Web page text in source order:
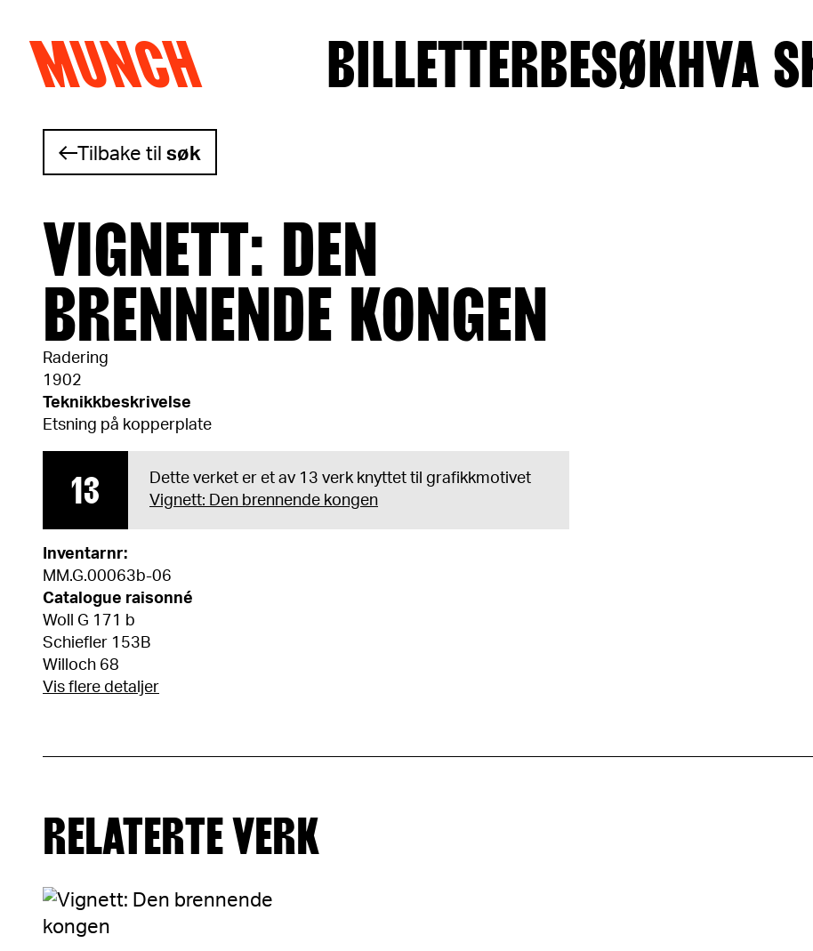
Hopp til innhold
MUNCH BILLETTERBESØKHVA
Tilbake tilsøk
VIGNETT: DEN
BRENNENDE KONGEN
Radering
1902
Teknikkbeskrivelse
Etsning på kopperplate
13
Dette verket er et av 13 verk knyttet til grafikkmotivet
Vignett: Den brennende kongen
Inventarnr:
MM.G.00063b-06
Catalogue raisonné
Woll G 171 b
Schiefler 153B
Willoch 68
Vis flere detaljer
RELATERTE VERK